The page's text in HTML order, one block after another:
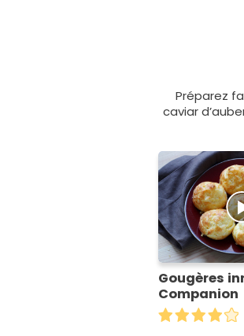
Préparez
caviar
Gougères
Companion